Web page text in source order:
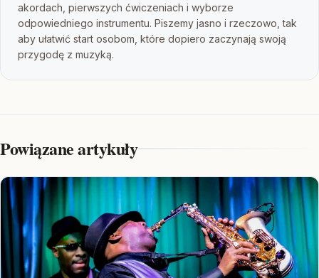
akordach, pierwszych ćwiczeniach i wyborze
odpowiedniego instrumentu. Piszemy jasno i rzeczowo, tak
aby ułatwić start osobom, które dopiero zaczynają swoją
przygodę z muzyką.
Powiązane artykuły